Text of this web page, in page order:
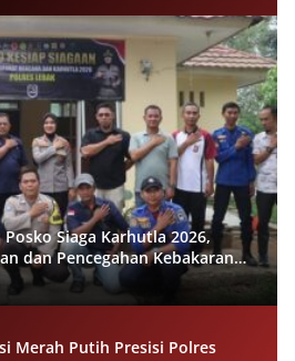
Siaga Karhutla 2026,
dan Pencegahan Kebakaran
Merah Putih Presisi Polres